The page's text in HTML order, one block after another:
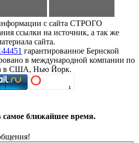
с сайта СТРОГО
ссылки на источник, а так же
сайта.
гарантированное Бернской
в международной компании по
в США, Нью Йорк.
ближайшее время.